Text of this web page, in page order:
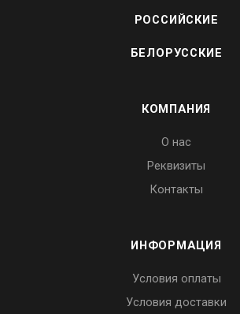
РОССИЙСКИЕ
БЕЛОРУССКИЕ
КОМПАНИЯ
О нас
Реквизиты
Контакты
ИНФОРМАЦИЯ
Условия оплаты
Условия доставки